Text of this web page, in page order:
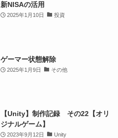
新NISAの活用
2025年1月10日 投資
ゲーマー状態解除
2025年1月9日 その他
【Unity】制作記録 その22【オリ
ジナルゲーム】
2023年9月12日 Unity